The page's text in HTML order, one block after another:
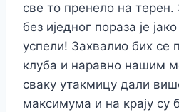
све то пренело на
без иједног пораза је
успели! Захвалио бих се
клуба и наравно нашим
сваку утакмицу дали
максимума и на крају су